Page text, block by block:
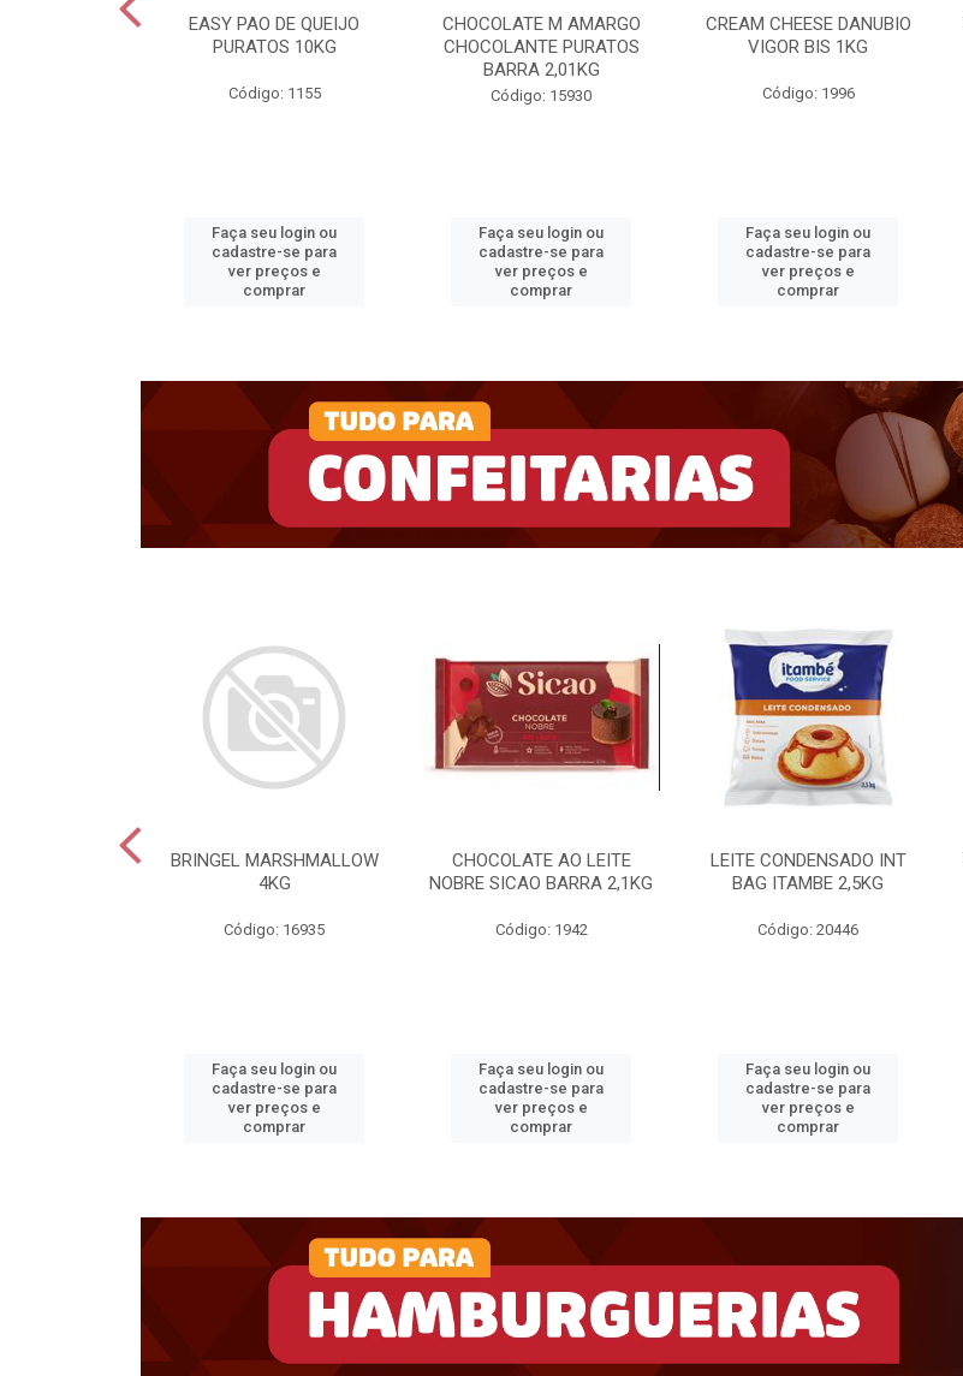
EASY PAO DE QUEIJO
PURATOS 10KG
Código: 1155
Faça seu login ou
cadastre-se para
ver preços e
comprar
CHOCOLATE M AMARGO
CHOCOLANTE PURATOS
BARRA 2,01KG
Código: 15930
Faça seu login ou
cadastre-se para
ver preços e
comprar
CREAM CHEESE DANUBIO
VIGOR BIS 1KG
Código: 1996
Faça seu login ou
cadastre-se para
ver preços e
comprar
BRINGEL MARSHMALLOW
4KG
Código: 16935
Faça seu login ou
cadastre-se para
ver preços e
comprar
CHOCOLATE AO LEITE
NOBRE SICAO BARRA 2,1KG
Código: 1942
Faça seu login ou
cadastre-se para
ver preços e
comprar
LEITE CONDENSADO INT
BAG ITAMBE 2,5KG
Código: 20446
Faça seu login ou
cadastre-se para
ver preços e
comprar